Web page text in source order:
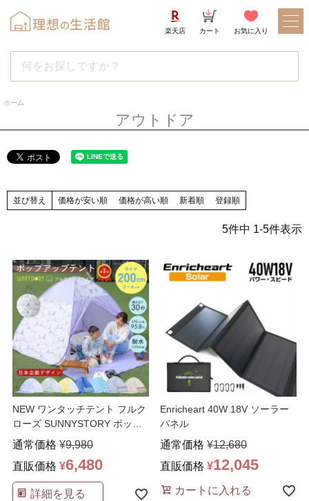
楽天店 カート お気に入り
ホーム
アウトドア
並び替え 価格が安い順 価格が高い順 新着順 登録順
5件中 1-5件表示
NEW ワンタッチテント フルク
ローズ SUNNYSTORY ポップ
アップテント…
通常価格 ¥9,980
直販価格 ¥6,480
詳細を見る
Enricheart 40W 18V ソーラー
パネル
通常価格 ¥12,680
直販価格 ¥12,045
カートに入れる